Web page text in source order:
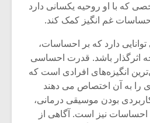
که با او روحیه یکسانی دارد
احساسات غم انگیز کمک کند.
دارد که بر احساسات،
اثرگذار باشد. قدرت احساسی
انگیزه‌های افرادی است که
را به آن اختصاص می دهند
دلیل کاربردی بودن موسیقی درمانی،
احساسات نیز است. آگاهی از